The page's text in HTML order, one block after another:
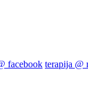
facebook terapija @